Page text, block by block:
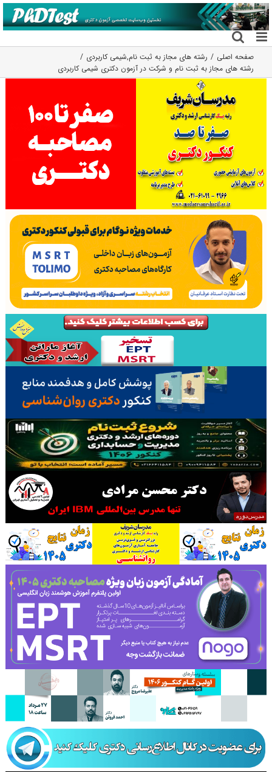
رفتن
به
محتوا
صفحه اصلی رشته های مجاز به ثبت نام,شیمی کاربردی
رشته های مجاز به ثبت نام و شرکت در آزمون دکتری شیمی کاربردی